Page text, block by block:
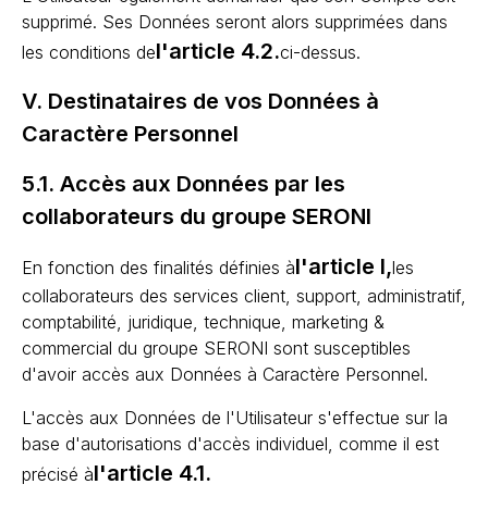
supprimé. Ses Données seront alors supprimées dans
les conditions del'article 4.2.ci-dessus.
V. Destinataires de vos Données à
Caractère Personnel
5.1. Accès aux Données par les
collaborateurs du groupe SERONI
En fonction des finalités définies àl'article I,les
collaborateurs des services client, support, administratif,
comptabilité, juridique, technique, marketing &
commercial du groupe SERONI sont susceptibles
d'avoir accès aux Données à Caractère Personnel.
L'accès aux Données de l'Utilisateur s'effectue sur la
base d'autorisations d'accès individuel, comme il est
précisé àl'article 4.1.